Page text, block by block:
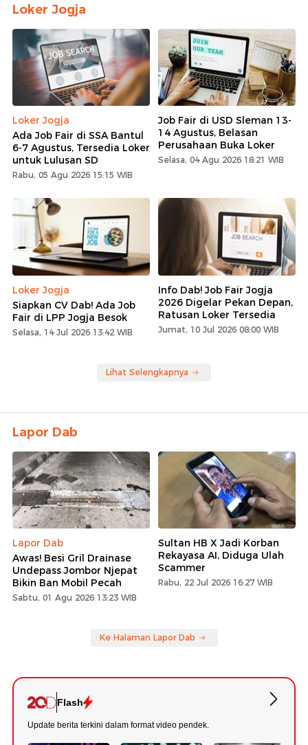
Loker Jogja
Loker Jogja
Ada Job Fair di SSA Bantul
6-7 Agustus, Tersedia Loker
untuk Lulusan SD
Rabu, 05 Agu 2026 15:15 WIB
Job Fair di USD Sleman 13-
14 Agustus, Belasan
Perusahaan Buka Loker
Selasa, 04 Agu 2026 18:21 WIB
Loker Jogja
Siapkan CV Dab! Ada Job
Fair di LPP Jogja Besok
Selasa, 14 Jul 2026 13:42 WIB
Info Dab! Job Fair Jogja
2026 Digelar Pekan Depan,
Ratusan Loker Tersedia
Jumat, 10 Jul 2026 08:00 WIB
Lihat Selengkapnya
Lapor Dab
Lapor Dab
Awas! Besi Gril Drainase
Undepass Jombor Njepat
Bikin Ban Mobil Pecah
Sabtu, 01 Agu 2026 13:23 WIB
Sultan HB X Jadi Korban
Rekayasa AI, Diduga Ulah
Scammer
Rabu, 22 Jul 2026 16:27 WIB
Ke Halaman Lapor Dab
Flash
Update berita terkini dalam format video pendek.